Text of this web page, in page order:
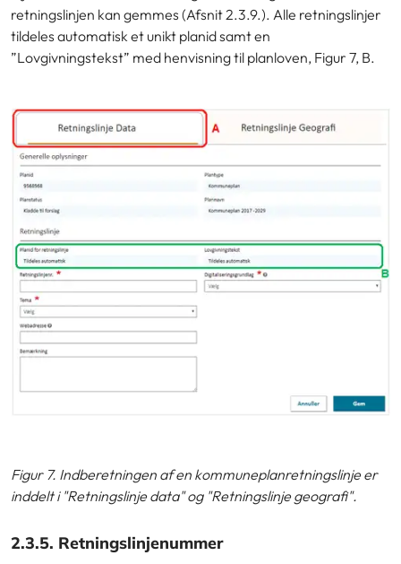
retningslinjen kan gemmes (Afsnit 2.3.9.). Alle retningslinjer
tildeles automatisk et unikt planid samt en
”Lovgivningstekst” med henvisning til planloven, Figur 7, B.
Figur 7. Indberetningen af en kommuneplanretningslinje er
inddelt i "Retningslinje data" og "Retningslinje geografi".
2.3.5. Retningslinjenummer